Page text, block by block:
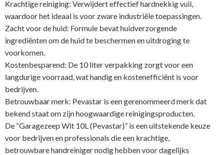
Krachtige reiniging: Verwijdert effectief hardnekkig vuil,
waardoor het ideaal is voor zware industriële toepassingen.
Zacht voor de huid: Formule bevat huidverzorgende
ingrediënten om de huid te beschermen en uitdroging te
voorkomen.
Kostenbesparend: De 10 liter verpakking zorgt voor een
langdurige voorraad, wat handig en kostenefficiënt is voor
bedrijven.
Betrouwbaar merk: Pevastar is een gerenommeerd merk dat
bekend staat om zijn hoogwaardige reinigingsproducten.
De “Garagezeep Wit 10L (Pevastar)” is een uitstekende keuze
voor bedrijven en professionals die een krachtige,
betrouwbare handreiniger nodig hebben voor dagelijks